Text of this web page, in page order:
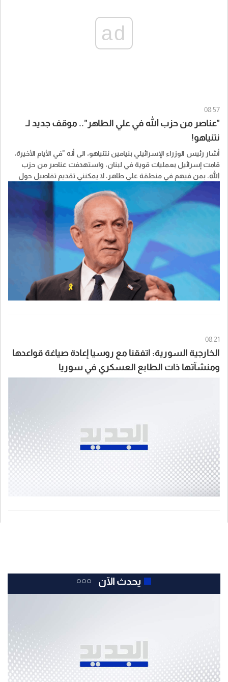
ad
08:57
"عناصر من حزب الله في علي الطاهر".. موقف جديد لـ
نتنياهو!
أشار رئيس الوزراء الإسرائيلي ​بنيامين نتنياهو​، الى أنه "في الأيام الأخيرة،
قامت إسرائيل بعمليات قوية في لبنان، واستهدفت عناصر من حزب
الله، بمن فيهم في منطقة علي طاهر، لا يمكنني تقديم تفاصيل حول
ذلك، نحن بصدد تنفيذ عملية مهمة للغاية".
08:21
الخارجية السورية: اتفقنا مع روسيا إعادة صياغة قواعدها
ومنشآتها ذات الطابع العسكري في سوريا
يحدث الآن